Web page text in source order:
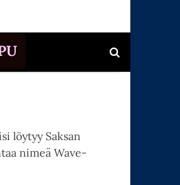
löytyy Saksan
nimeä Wave-